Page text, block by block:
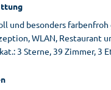
und besonders
WLAN, Restaurant
3 Sterne, 39 Zimmer, 3